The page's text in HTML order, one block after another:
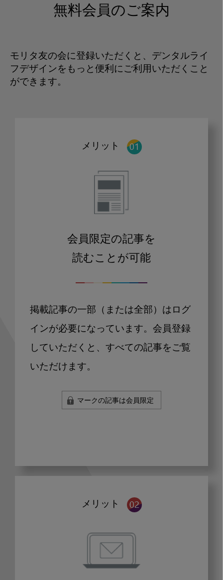
無料会員のご案内
モリタ友の会に登録いただくと、デンタルライ
フデザインをもっと便利にご利用いただくこと
ができます。
メリット
会員限定の記事を
読むことが可能
掲載記事の一部（または全部）はログ
インが必要になっています。会員登録
していただくと、すべての記事をご覧
いただけます。
マークの記事は会員限定
メリット